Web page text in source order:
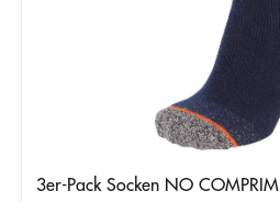
3er-Pack Socken NO COMPRIM